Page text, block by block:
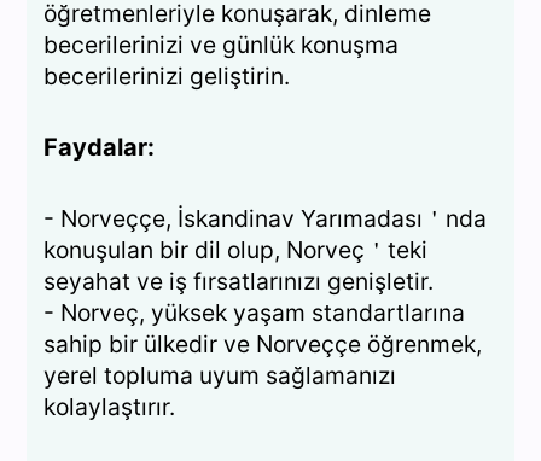
öğretmenleriyle konuşarak, dinleme
becerilerinizi ve günlük konuşma
becerilerinizi geliştirin.
Faydalar:
- Norveççe, İskandinav Yarımadası＇nda
konuşulan bir dil olup, Norveç＇teki
seyahat ve iş fırsatlarınızı genişletir.
- Norveç, yüksek yaşam standartlarına
sahip bir ülkedir ve Norveççe öğrenmek,
yerel topluma uyum sağlamanızı
kolaylaştırır.